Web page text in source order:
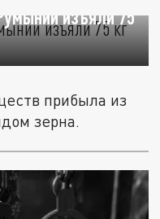
изъяли 75
прибыла из
зерна.